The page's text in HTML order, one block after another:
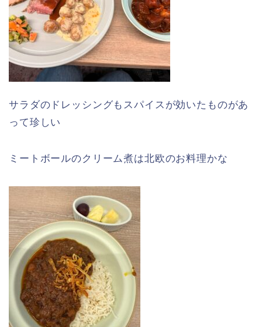
サラダのドレッシングもスパイスが効いたものがあ
って珍しい
ミートボールのクリーム煮は北欧のお料理かな